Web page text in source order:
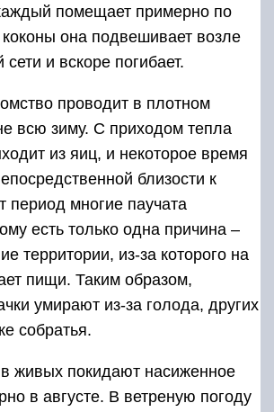
помещает примерно по
она подвешивает возле
и вскоре погибает.
проводит в плотном
всю зиму. С приходом тепла
из яиц, и некоторое время
близости к
период многие паучата
есть только одна причина –
территории, из-за которого на
пищи. Таким образом,
умирают из-за голода, других
собратья.
живых покидают насиженное
в августе. В ветреную погоду